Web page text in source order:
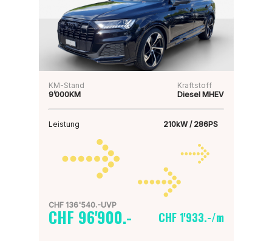
KM-Stand
9’000KM
Kraftstoff
Diesel MHEV
Leistung 210kW / 286PS
CHF 136'540.-UVP
CHF 96'900.- CHF 1'933.-/m